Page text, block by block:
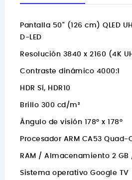
Pantalla 50" (126 cm) QLED
D-LED
Resolución 3840 x 2160 (4K
Contraste dinámico 4000:1
HDR Sí, HDR10
Brillo 300 cd/m²
Ángulo de visión 178° x 178°
Procesador ARM CA53 Quad-
RAM / Almacenamiento 2 GB
Sistema operativo Google TV